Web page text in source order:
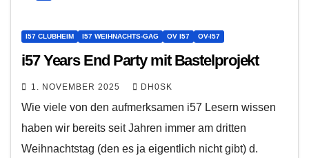
I57 CLUBHEIM I57 WEIHNACHTS-GAG OV I57 OV-I57
i57 Years End Party mit Bastelprojekt
1. NOVEMBER 2025 DH0SK
Wie viele von den aufmerksamen i57 Lesern wissen
haben wir bereits seit Jahren immer am dritten
Weihnachtstag (den es ja eigentlich nicht gibt) d.